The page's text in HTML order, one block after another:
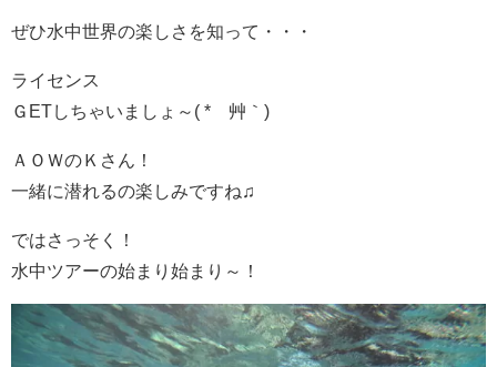
ぜひ水中世界の楽しさを知って・・・
ライセンス
ＧETしちゃいましょ～( *´艸｀)
ＡＯＷのＫさん！
一緒に潜れるの楽しみですね♫
ではさっそく！
水中ツアーの始まり始まり～！